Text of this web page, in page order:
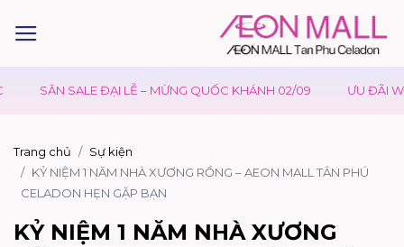
SĂN SALE ĐẠI LỄ – MỪNG QUỐC KHÁNH 02/09 ƯU ĐÃI
Trang chủ
Sự kiện
KỶ NIỆM 1 NĂM NHÀ XƯƠNG RỒNG – AEON MALL TÂN PHÚ
CELADON HẸN GẶP BẠN
KỶ NIỆM 1 NĂM NHÀ XƯƠNG